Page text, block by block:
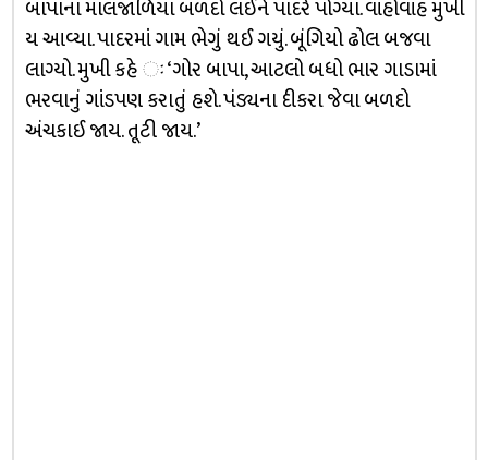
બાપાના માલજાળિયા બળદો લઈને પાદરે પોગ્યા. વાંહોવાંહ મુખી
ય આવ્યા. પાદરમાં ગામ ભેગું થઈ ગયું. બૂંગિયો ઢોલ બજવા
લાગ્યો. મુખી કહે ઃ ‘ગોર બાપા, આટલો બધો ભાર ગાડામાં
ભરવાનું ગાંડપણ કરાતું હશે. પંડ્યના દીકરા જેવા બળદો
અંચકાઈ જાય. તૂટી જાય.’